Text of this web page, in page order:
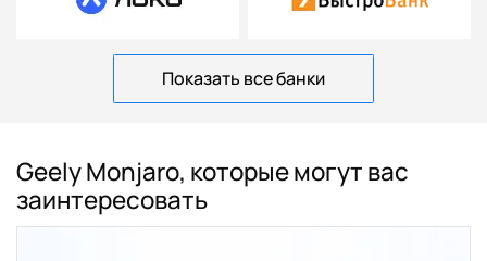
Показать все банки
Geely Monjaro, которые могут вас
заинтересовать